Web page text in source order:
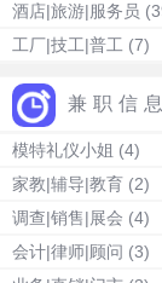
酒店|旅游|服务员
工厂|技工|普工 (7)
兼职信息
模特礼仪小姐 (4)
家教|辅导|教育 (2)
调查|销售|展会 (4)
会计|律师|顾问 (3)